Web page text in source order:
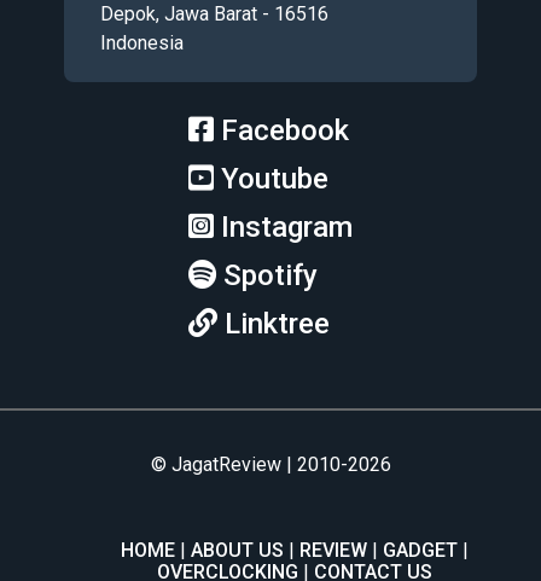
Depok, Jawa Barat - 16516
Indonesia
Facebook
Youtube
Instagram
Spotify
Linktree
© JagatReview | 2010-2026
HOME ABOUT US REVIEW
GADGET
OVERCLOCKING
CONTACT US